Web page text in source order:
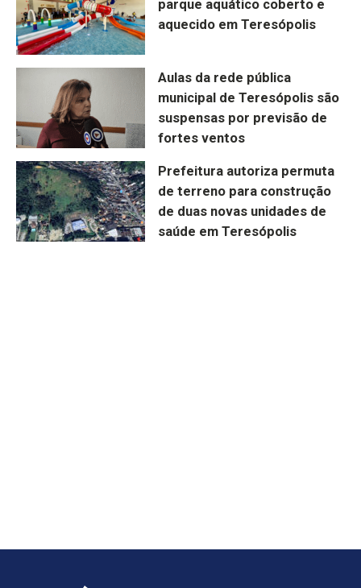
parque aquático coberto e
aquecido em Teresópolis
Aulas da rede pública
municipal de Teresópolis são
suspensas por previsão de
fortes ventos
Prefeitura autoriza permuta
de terreno para construção
de duas novas unidades de
saúde em Teresópolis